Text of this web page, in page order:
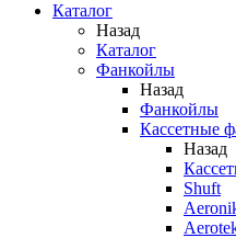
Каталог
Назад
Каталог
Фанкойлы
Назад
Фанкойлы
Кассетные
Назад
Shuft